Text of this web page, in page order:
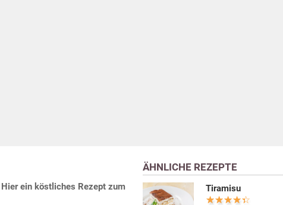
ein köstliches Rezept zum
ÄHNLICHE REZEPTE
Tiramisu